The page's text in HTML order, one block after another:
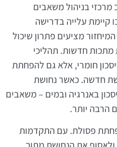
מרכזי בניהול משאבים
קיימת עלייה בדרישה
מציעים פתרון שיכול
חדשות. תהליכי
חומרי, אלא גם להפחתת
חדשה. כאשר נחושת
באנרגיה ובמים – משאבים
הרבה יותר.
פסולת. עם התקדמות